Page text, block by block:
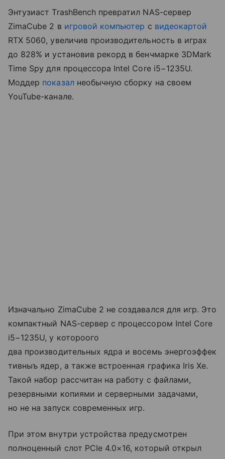
Энтузиаст TrashBench превратил NAS-сервер
ZimaCube 2 в игровой компьютер с видеокартой
RTX 5060, увеличив производительность в играх
до 828% и установив рекорд в бенчмарке 3DMark
Time Spy для процессора Intel Core i5−1235U.
Моддер показалнеобычную сборку на своем
YouTube-канале.
Изначально ZimaCube 2 не создавался для игр. Это
компактный NAS-сервер с процессором Intel Core
i5−1235U, у котороого
два производительных ядра и восемь энергоэффек
тивныъ ядер, а также встроенная графика Iris Xe.
Такой набор рассчитан на работу с файлами,
резервными копиями и серверными задачами,
но не на запуск современных игр.
При этом внутри устройства предусмотрен
полноценный слот PCIe 4.0×16, который открыл